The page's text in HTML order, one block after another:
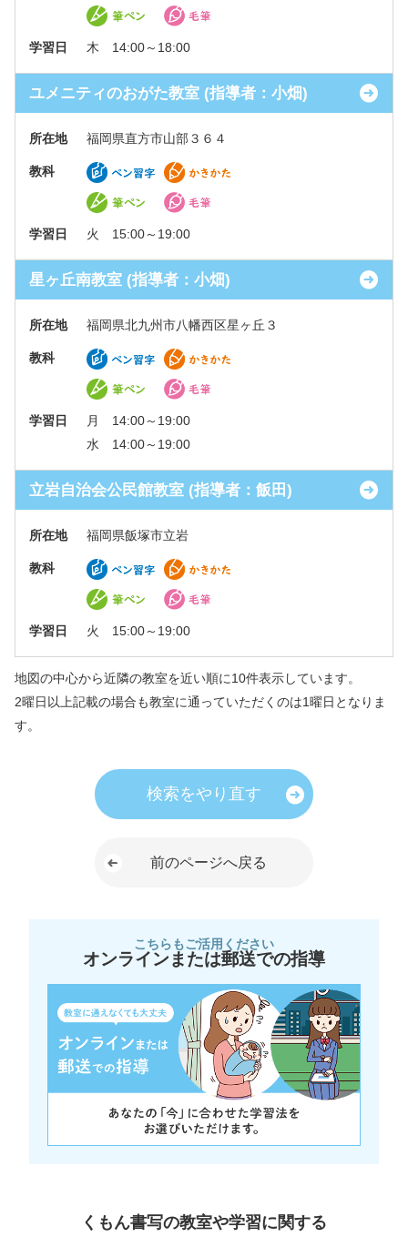
学習日 木 14:00～18:00
ユメニティのおがた教室 (指導者：小畑)
所在地 福岡県直方市山部３６４
教科
学習日 火 15:00～19:00
星ヶ丘南教室 (指導者：小畑)
所在地 福岡県北九州市八幡西区星ヶ丘３
教科
学習日
月 14:00～19:00
水 14:00～19:00
立岩自治会公民館教室 (指導者：飯田)
所在地 福岡県飯塚市立岩
教科
学習日 火 15:00～19:00
地図の中心から近隣の教室を近い順に10件表示しています。
2曜日以上記載の場合も教室に通っていただくのは1曜日となりま
す。
検索をやり直す
前のページへ戻る
こちらもご活用ください
オンラインまたは郵送での指導
くもん書写の教室や学習に関する